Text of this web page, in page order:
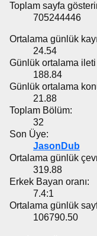
Toplam sayfa
705244446
Ortalama günlük
24.54
Günlük ortalama ileti
188.84
Günlük ortalama
21.88
Toplam Bölüm:
32
Son Üye:
JasonDub
Ortalama günlük
319.88
Erkek Bayan oranı:
7.4:1
Ortalama günlük
106790.50